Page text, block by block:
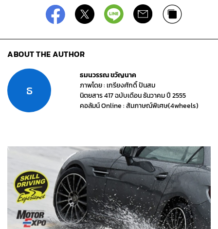
ABOUT THE AUTHOR
ธ
ธมนวรรณ ขวัญนาค
ภาพโดย : เกรียงศักดิ์ ปันสม
นิตยสาร 417 ฉบับเดือน ธันวาคม ปี 2555
คอลัมน์ Online : สัมภาษณ์พิเศษ(4wheels)